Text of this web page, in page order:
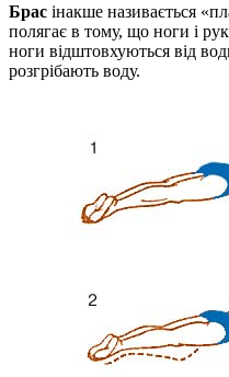
Брас інакше називається
полягає в тому, що ноги і
ноги відштовхуються від
розгрібають воду.